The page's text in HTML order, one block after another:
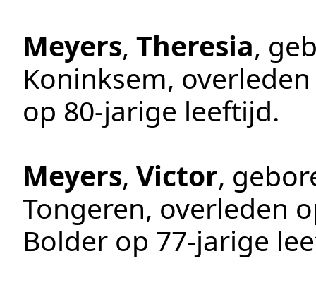
Meyers, Theresia,
Koninksem,
op 80-jarige leeftijd.
Meyers, Victor,
Tongeren, overleden
Bolder op 77-jarige